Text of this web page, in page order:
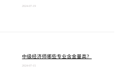
2024-07-19
中级经济师哪些专业含金量高？
2024-07-15